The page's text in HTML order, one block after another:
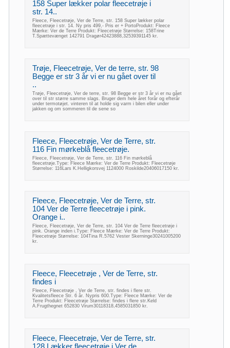
158 Super lækker polar fleecetrøje i
str. 14..
Fleece, Fleecetrøje, Ver de Terre, str. 158 Super lækker polar
fleecetrøje i str. 14. Ny pris 499,- Pris er + PortoProdukt: Fleece
Mærke: Ver de Terre Produkt: Fleecetrøje Størrelse: 158Trine
T.Spættevænget 142791 Dragør42423888,32539391145 kr.
Trøje, Fleecetrøje, Ver de terre, str. 98
Begge er str 3 år vi er nu gået over til
..
Trøje, Fleecetrøje, Ver de terre, str. 98 Begge er str 3 år vi er nu gået
over til str større samme slags. Bruger dem hele året forår og efterår
under termotøjet. vinteren til at holde sig varm i bilen eller under
jakken og om sommeren til de sene so
Fleece, Fleecetrøje, Ver de Terre, str.
116 Fin mørkeblå fleecetrøje.
Fleece, Fleecetrøje, Ver de Terre, str. 116 Fin mørkeblå
fleecetrøje.Type: Fleece Mærke: Ver de Terre Produkt: Fleecetrøje
Størrelse: 116Lars K.Helligkorsvej 1124000 Roskilde20406017150 kr.
Fleece, Fleecetrøje, Ver de Terre, str.
104 Ver de Terre fleecetrøje i pink.
Orange i..
Fleece, Fleecetrøje, Ver de Terre, str. 104 Ver de Terre fleecetrøje i
pink. Orange inden i.Type: Fleece Mærke: Ver de Terre Produkt:
Fleecetrøje Størrelse: 104Tina R.5762 Vester Skerninge30241005200
kr.
Fleece, Fleecetrøje , Ver de Terre, str.
findes i
Fleece, Fleecetrøje , Ver de Terre, str. findes i flere str.
Kvalitetsfleece Str. 6 år. Nypris 600.Type: Fleece Mærke: Ver de
Terre Produkt: Fleecetrøje Størrelse: findes i flere str.Keld
A.Frugthegnet 652830 Virum30118318,4585031850 kr.
Fleece, Fleecetrøje, Ver de Terre, str.